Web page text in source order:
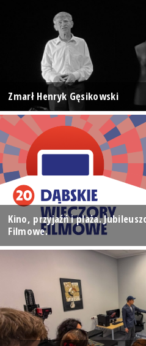
Zmarł Henryk Gęsikowski
Kino, przyjaźń i plaża.
Filmowe.